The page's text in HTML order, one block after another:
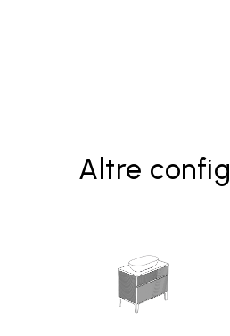
Lavabo B6O62 Riflessi
Lavabo B6O62 Bianco
Altre